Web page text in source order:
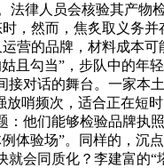
法律人员会核验其产物
，然而，焦炙取义务并
营的品牌，材料成本
且勾当”，步队中的年
对话的舞台。一家本
哨频次，适合正在短
他们能够检验品牌执
体验场”。同样的，沉
会同质化？李建富的“